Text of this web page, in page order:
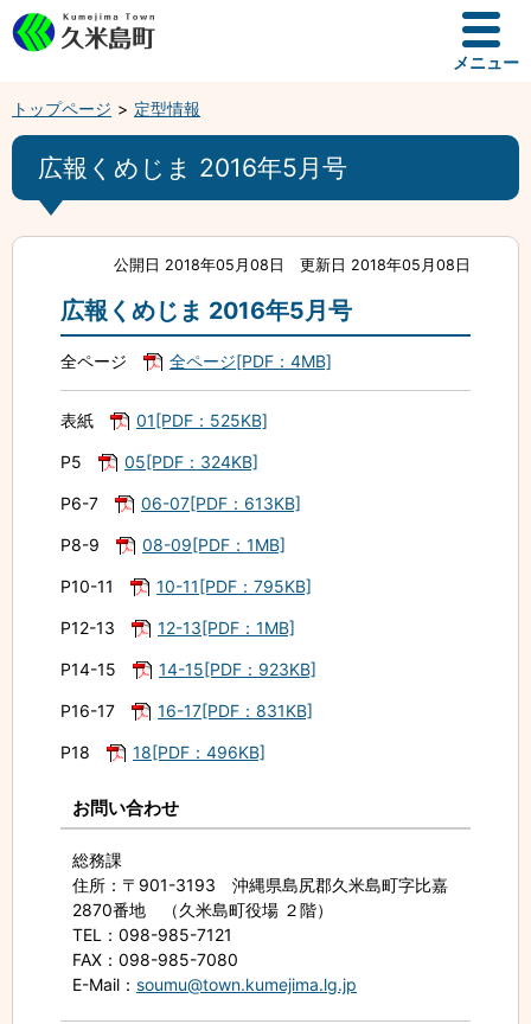
メニュー
トップページ 定型情報
広報くめじま 2016年5月号
公開日 2018年05月08日 更新日 2018年05月08日
広報くめじま 2016年5月号
全ページ 全ページ[PDF：4MB]
表紙 01[PDF：525KB]
P5 05[PDF：324KB]
P6-7 06-07[PDF：613KB]
P8-9 08-09[PDF：1MB]
P10-11 10-11[PDF：795KB]
P12-13 12-13[PDF：1MB]
P14-15 14-15[PDF：923KB]
P16-17 16-17[PDF：831KB]
P18 18[PDF：496KB]
お問い合わせ
総務課
住所 ：〒901-3193 沖縄県島尻郡久米島町字比嘉
2870番地 （久米島町役場 ２階）
TEL
：098-985-7121
FAX ：098-985-7080
E-Mail ： soumu@town.kumejima.lg.jp